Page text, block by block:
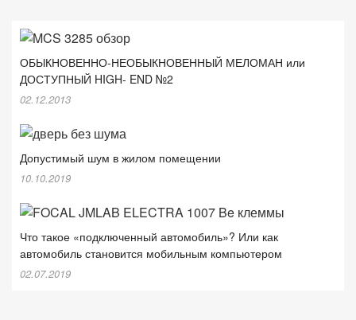
ОБЫКНОВЕННО-НЕОБЫКНОВЕННЫЙ МЕЛОМАН или
ДОСТУПНЫЙ HIGH- END №2
02.12.2013
Допустимый шум в жилом помещении
10.10.2019
Что такое «подключенный автомобиль»? Или как
автомобиль становится мобильным компьютером
02.07.2019